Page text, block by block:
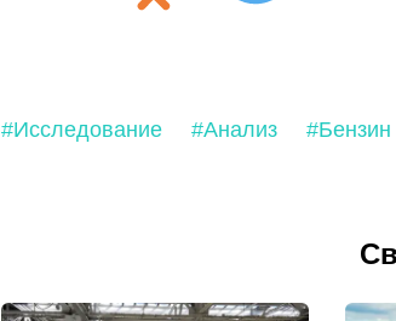
#Исследование #Анализ #Бензин